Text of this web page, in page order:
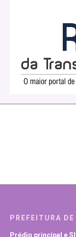
PREFEITURA
Prédio principal e